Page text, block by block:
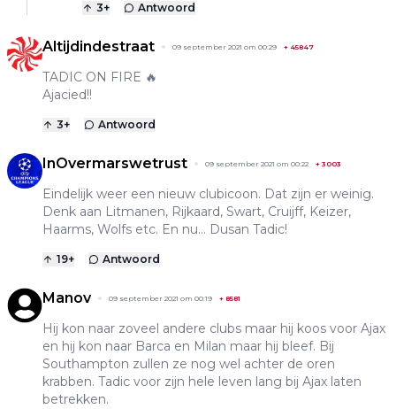
3+ Antwoord
Altijdindestraat 09 september 2021 om 00:29 + 45847
TADIC ON FIRE 🔥
Ajacied!!
3+ Antwoord
InOvermarswetrust 09 september 2021 om 00:22 + 3003
Eindelijk weer een nieuw clubicoon. Dat zijn er weinig.
Denk aan Litmanen, Rijkaard, Swart, Cruijff, Keizer,
Haarms, Wolfs etc. En nu… Dusan Tadic!
19+ Antwoord
Manov 09 september 2021 om 00:19 + 8581
Hij kon naar zoveel andere clubs maar hij koos voor Ajax
en hij kon naar Barca en Milan maar hij bleef. Bij
Southampton zullen ze nog wel achter de oren
krabben. Tadic voor zijn hele leven lang bij Ajax laten
betrekken.